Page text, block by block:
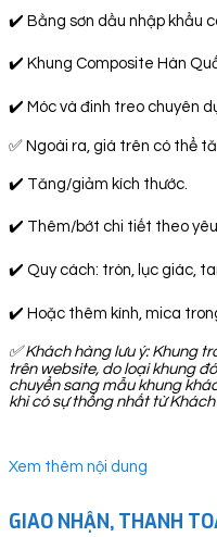
✔️ Bằng sơn dầu nhập khẩu
✔️ Khung Composite Hàn
✔️ Móc và đinh treo chuyên
✅ Ngoài ra, giá trên có thể
✔️ Tăng/giảm kích thước.
✔️ Thêm/bớt chi tiết theo
✔️ Quy cách: tròn, lục giác,
✔️ Hoặc thêm kính, mica
✅Khách hàng lưu ý: Khung
trên website, do loại khung
chuyển sang mẫu khung
khi có sự thống nhất từ
Xem thêm nội dung
GIAO NHẬN, THANH